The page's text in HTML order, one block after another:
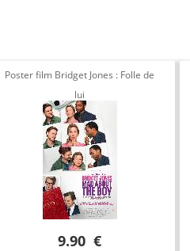
Poster film Bridget Jones : Folle de
lui
9.90 €